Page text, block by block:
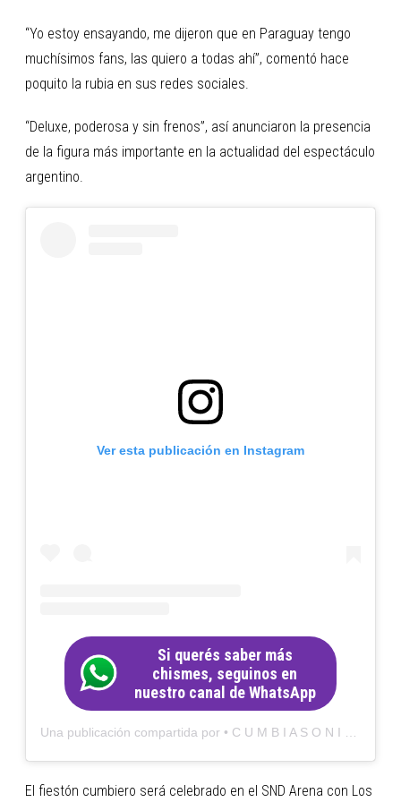
“Yo estoy ensayando, me dijeron que en Paraguay tengo
muchísimos fans, las quiero a todas ahí”, comentó hace
poquito la rubia en sus redes sociales.
“Deluxe, poderosa y sin frenos”, así anunciaron la presencia
de la figura más importante en la actualidad del espectáculo
argentino.
Ver esta publicación en Instagram
Si querés saber más
chismes, seguinos en
nuestro canal de WhatsApp
El fiestón cumbiero será celebrado en el SND Arena con Los